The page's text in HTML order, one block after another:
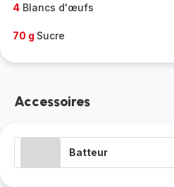
4 Blancs d'œufs
70 g Sucre
Accessoires
Batteur